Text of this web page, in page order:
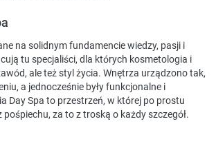
na solidnym fundamencie wiedzy, pasji i
tu specjaliści, dla których kosmetologia i
ale też styl życia. Wnętrza urządzono tak,
a jednocześnie były funkcjonalne i
Day Spa to przestrzeń, w której po prostu
pośpiechu, za to z troską o każdy szczegół.